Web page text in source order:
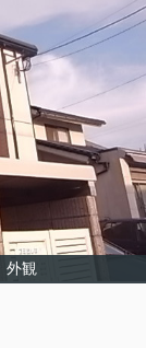
外観